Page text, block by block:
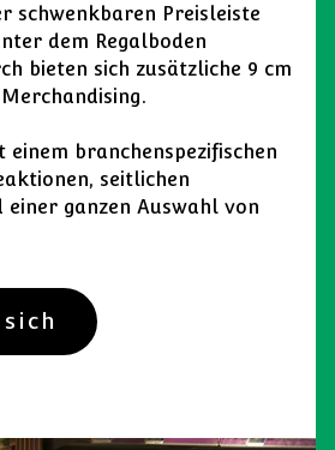
schwenkbaren Preisleiste
dem Regalboden
bieten sich zusätzliche 9 cm
einem branchenspezifischen
seitlichen
einer ganzen Auswahl von